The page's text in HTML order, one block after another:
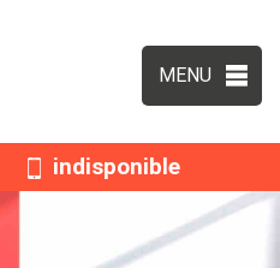
MENU
indisponible